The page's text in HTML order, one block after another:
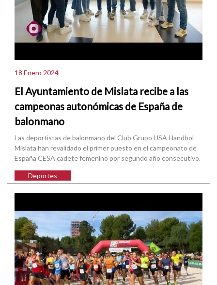
18 Enero 2024
El Ayuntamiento de Mislata recibe a las
campeonas autonómicas de España de
balonmano
Las deportistas de balonmano del Club Grupo USA Handbol
Mislata han revalidado el primer puesto en el campeonato de
España CESA cadete femenino por segundo año consecutivo.
Deportes